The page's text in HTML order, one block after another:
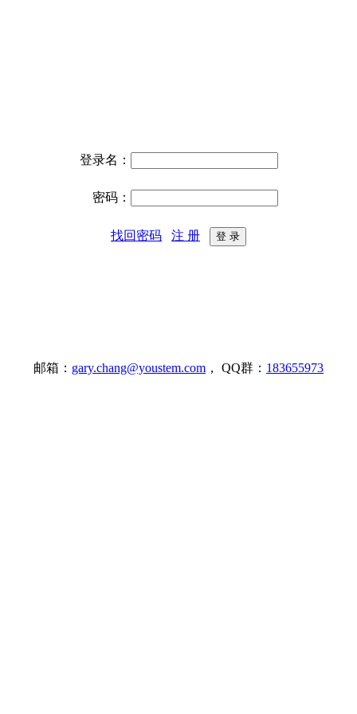
登录名：
密码：
找回密码 注 册
邮箱： gary.chang@youstem.com ， QQ群： 183655973